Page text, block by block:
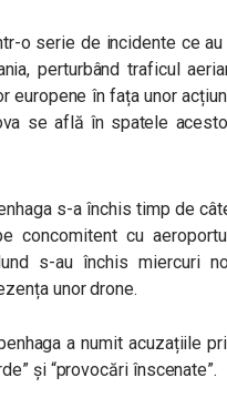
o serie de incidente ce
perturbând traficul
europene în fața unor
se află în spatele
s-a închis timp de
concomitent cu
s-au închis miercuri
unor drone.
a numit acuzațiile
și “provocări înscenate”.